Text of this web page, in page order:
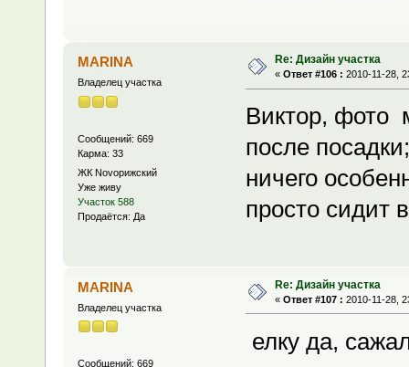
MARINA
Владелец участка
Сообщений: 669
Карма: 33
ЖК Novoрижский
Уже живу
Участок 588
Продаётся: Да
Re: Дизайн участка
« Ответ #106 : 2010-11-28,
Виктор, фото
после
ничего
просто сидит
MARINA
Владелец участка
Сообщений: 669
Re: Дизайн участка
« Ответ #107 : 2010-11-28,
елку да,